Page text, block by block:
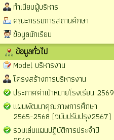
ทำเนียบผู้บริหาร
คณะกรรมการสถานศึกษา
ข้อมูลนักเรียน
ข้อมูลทั่วไป
Model บริหารงาน
โครงสร้างการบริหารงาน
ประกาศค่าเป้าหมายโรงเรียน 2569
แผนพัฒนาคุณภาพการศึกษา
2565-2568 (ฉบับปรับปรุง2567)
รวมเล่มแผนปฏิบัติการประจำปี